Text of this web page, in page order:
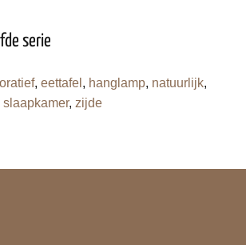
serie
, eettafel , hanglamp, natuurlijk,
slaapkamer, zijde